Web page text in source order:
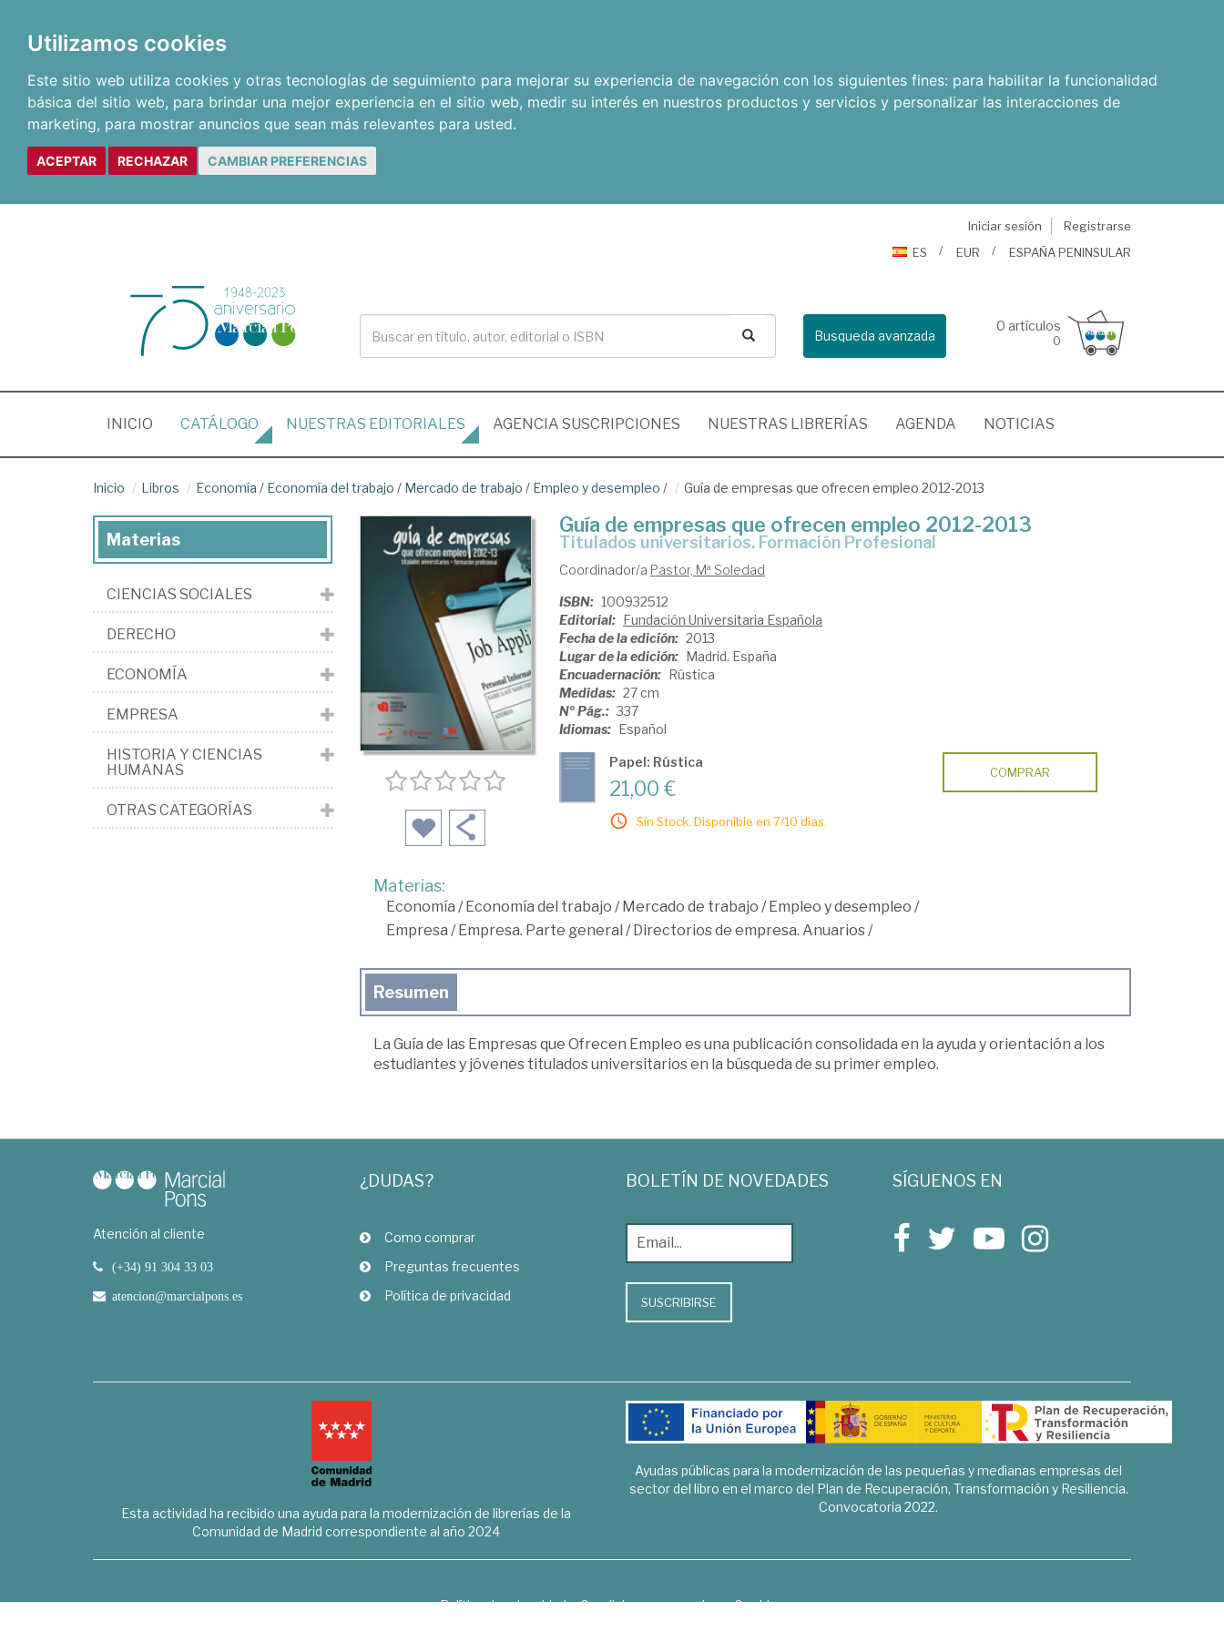
Utilizamos cookies
Este sitio web utiliza cookies y otras tecnologías de seguimiento para mejorar su experiencia de navegación con los siguientes fines: para habilitar la funcionalidad
básica del sitio web, para brindar una mejor experiencia en el sitio web, medir su interés en nuestros productos y servicios y personalizar las interacciones de
marketing, para mostrar anuncios que sean más relevantes para usted.
ACEPTAR RECHAZAR CAMBIAR PREFERENCIAS
Iniciar sesión
Registrarse
ES
EUR ESPAÑA PENINSULAR
Busqueda avanzada
0 artículos
0
INICIO (CURRENT)
CATÁLOGO NUESTRAS EDITORIALES AGENCIA SUSCRIPCIONES NUESTRAS LIBRERÍAS AGENDA NOTICIAS
Inicio Libros Economía / Economía del trabajo / Mercado de trabajo / Empleo y desempleo / Guía de empresas que ofrecen empleo 2012-2013
Guía de empresas que ofrecen empleo 2012-2013
titulados universitarios. Formación Profesional
Coordinador/a Pastor, Mª Soledad
ISBN: 100932512
Editorial: Fundación Universitaria Española
Fecha de la edición: 2013
Lugar de la edición: Madrid. España
Encuadernación: Rústica
Medidas: 27 cm
Nº Pág.: 337
Idiomas: Español
Papel: Rústica
21,00 €
Sin Stock. Disponible en 7/10 días.
COMPRAR
Materias:
Economía / Economía del trabajo / Mercado de trabajo / Empleo y desempleo /
Empresa / Empresa. Parte general / Directorios de empresa. Anuarios/
Resumen
La Guía de las Empresas que Ofrecen Empleo es una publicación consolidada en la ayuda y orientación a los
estudiantes y jóvenes titulados universitarios en la búsqueda de su primer empleo.
Materias
CIENCIAS SOCIALES
DERECHO
ECONOMÍA
EMPRESA
HISTORIA Y CIENCIAS
HUMANAS
OTRAS CATEGORÍAS
Atención al cliente
(+34) 91 304 33 03
atencion@marcialpons.es
¿DUDAS?
Como comprar
Preguntas frecuentes
Política de privacidad
BOLETÍN DE NOVEDADES
SUSCRIBIRSE
SÍGUENOS EN
Esta actividad ha recibido una ayuda para la modernización de librerías de la
Comunidad de Madrid correspondiente al año 2024
Ayudas públicas para la modernización de las pequeñas y medianas empresas del
sector del libro en el marco del Plan de Recuperación, Transformación y Resiliencia.
Convocatoria 2022.
Política de privacidad Condiciones generales
Cookies